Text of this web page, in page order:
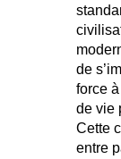
de
force
de vie
Cette
entre